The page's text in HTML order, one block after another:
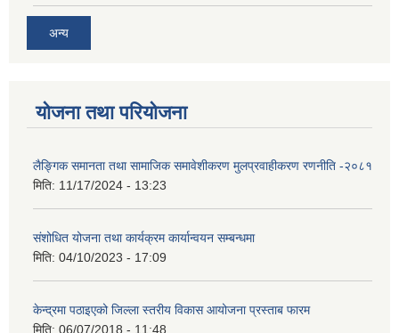
अन्य
योजना तथा परियोजना
लैङ्गिक समानता तथा सामाजिक समावेशीकरण मुलप्रवाहीकरण रणनीति -२०८१
मिति: 11/17/2024 - 13:23
संशोधित योजना तथा कार्यक्रम कार्यान्वयन सम्बन्धमा
मिति: 04/10/2023 - 17:09
केन्द्रमा पठाइएको जिल्ला स्तरीय विकास आयोजना प्रस्ताब फारम
मिति: 06/07/2018 - 11:48